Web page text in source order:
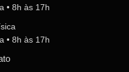
• 8h às 17h
• 8h às 17h